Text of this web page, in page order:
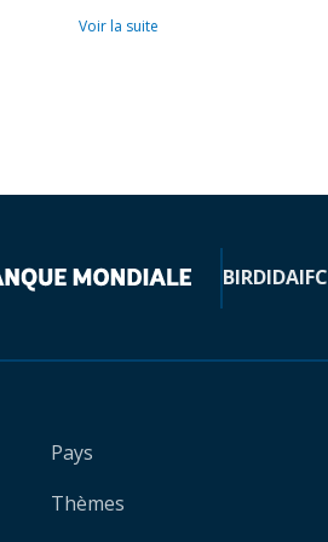
Voir la suite
BIRDIDAIFC
Pays
Thèmes